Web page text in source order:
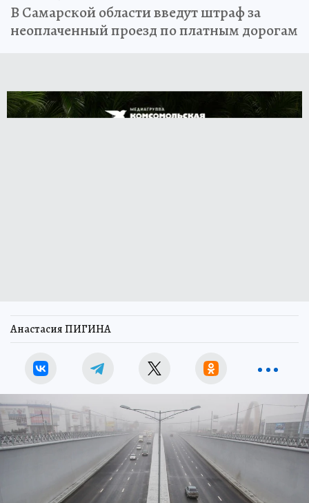
В Самарской области введут штраф за
неоплаченный проезд по платным дорогам
Анастасия ПИГИНА